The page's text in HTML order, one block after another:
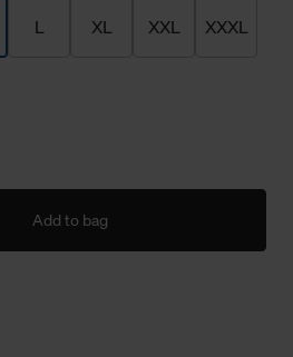
L XL XXL XXXL
Add to bag